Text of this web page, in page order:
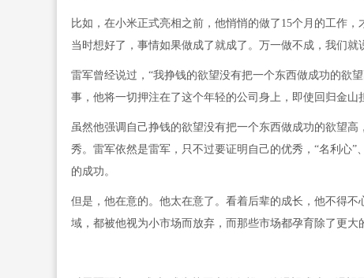
比如，在小米正式亮相之前，他悄悄的做了15个月的工作
当时想好了，事情如果做成了就成了。万一做不成，我们就
雷军曾经说过，“我挣钱的欲望没有把一个东西做成功的欲
事，他将一切押注在了这个年轻的公司身上，即使回归金山
虽然他强调自己挣钱的欲望没有把一个东西做成功的欲望
秀。雷军依然是雷军，只不过要证明自己的优秀，“名利心
的成功。
但是，他在意的。他太在意了。看着后辈的成长，他不得
域，都被他视为小市场而放弃，而那些市场都孕育除了更大